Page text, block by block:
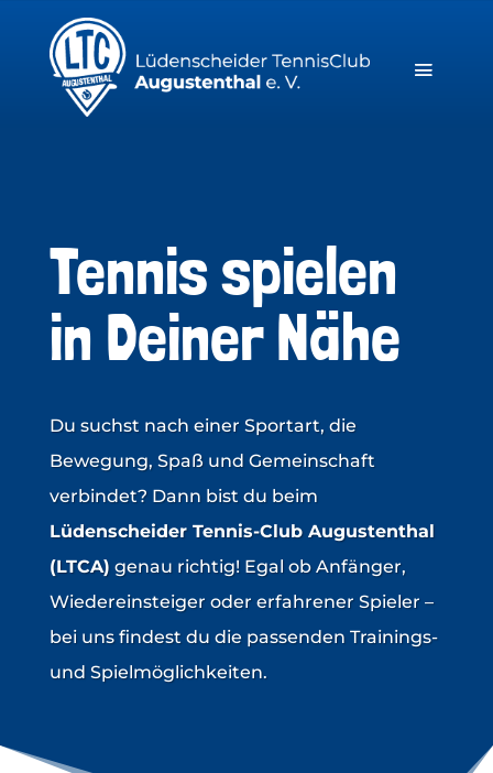
Tennis spielen
in Deiner Nähe
Du suchst nach einer Sportart, die
Bewegung, Spaß und Gemeinschaft
verbindet? Dann bist du beim
Lüdenscheider Tennis-Club Augustenthal
(LTCA)genau richtig! Egal ob Anfänger,
Wiedereinsteiger oder erfahrener Spieler –
bei uns findest du die passenden Trainings-
und Spielmöglichkeiten.